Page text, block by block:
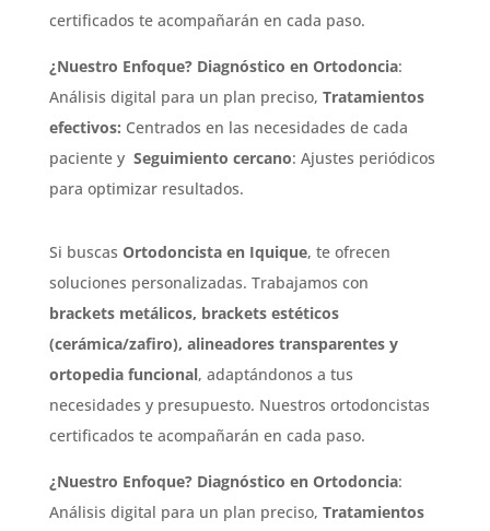
certificados te acompañarán en cada paso.
¿Nuestro Enfoque? Diagnóstico en Ortodoncia:
Análisis digital para un plan preciso, Tratamientos
efectivos: Centrados en las necesidades de cada
paciente y Seguimiento cercano: Ajustes periódicos
para optimizar resultados.
Si buscas Ortodoncista en Iquique, te ofrecen
soluciones personalizadas. Trabajamos con
brackets metálicos, brackets estéticos
(cerámica/zafiro), alineadores transparentes y
ortopedia funcional, adaptándonos a tus
necesidades y presupuesto. Nuestros ortodoncistas
certificados te acompañarán en cada paso.
¿Nuestro Enfoque? Diagnóstico en Ortodoncia:
Análisis digital para un plan preciso, Tratamientos